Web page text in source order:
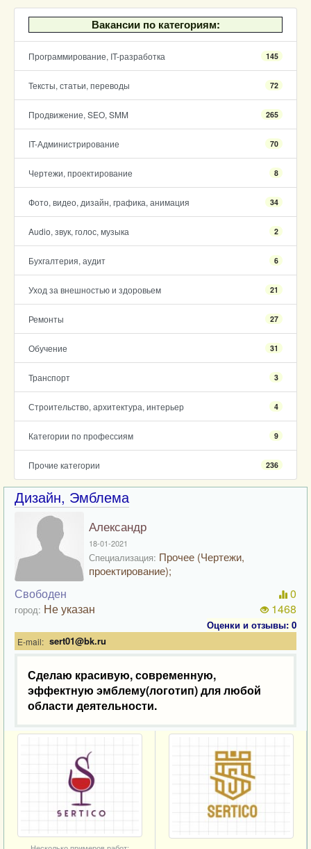
Вакансии по категориям:
Программирование, IT-разработка 145
Тексты, статьи, переводы 72
Продвижение, SEO, SMM 265
IT-Администрирование 70
Чертежи, проектирование 8
Фото, видео, дизайн, графика, анимация 34
Audio, звук, голос, музыка 2
Бухгалтерия, аудит 6
Уход за внешностью и здоровьем 21
Ремонты 27
Обучение 31
Транспорт 3
Строительство, архитектура, интерьер 4
Категории по профессиям 9
Прочие категории 236
Дизайн, Эмблема
Александр
18-01-2021
Специализация: Прочее (Чертежи,
проектирование);
Свободен
город: Не указан
0
1468
Оценки и отзывы: 0
E-mail: sert01@bk.ru
Сделаю красивую, современную,
эффектную эмблему(логотип) для любой
области деятельности.